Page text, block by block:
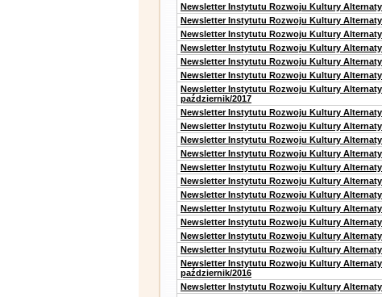
Newsletter Instytutu Rozwoju Kultury
Newsletter Instytutu Rozwoju Kultury
Newsletter Instytutu Rozwoju Kultury
Newsletter Instytutu Rozwoju Kultury
Newsletter Instytutu Rozwoju Kultury
Newsletter Instytutu Rozwoju Kultury
Newsletter Instytutu Rozwoju Kultury
październik/2017
Newsletter Instytutu Rozwoju Kultury
Newsletter Instytutu Rozwoju Kultury
Newsletter Instytutu Rozwoju Kultury
Newsletter Instytutu Rozwoju Kultury
Newsletter Instytutu Rozwoju Kultury
Newsletter Instytutu Rozwoju Kultury
Newsletter Instytutu Rozwoju Kultury
Newsletter Instytutu Rozwoju Kultury
Newsletter Instytutu Rozwoju Kultury
Newsletter Instytutu Rozwoju Kultury
Newsletter Instytutu Rozwoju Kultury
Newsletter Instytutu Rozwoju Kultury
październik/2016
Newsletter Instytutu Rozwoju Kultury